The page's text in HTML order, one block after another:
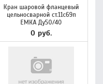
Кран шаровой фланцевый
цельносварной ст.11с69п
ЕМКА Ду50/40
0 руб.